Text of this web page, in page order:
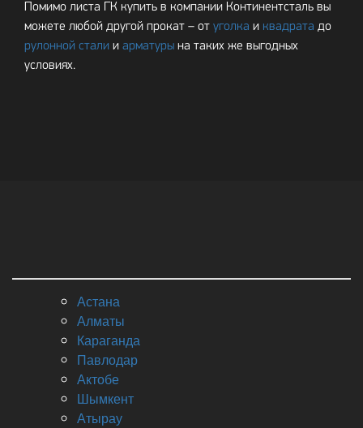
Помимо листа ГК купить в компании Континентсталь вы
можете любой другой прокат – от уголка и квадрата до
рулонной стали и арматуры на таких же выгодных
условиях.
Астана
Алматы
Караганда
Павлодар
Актобе
Шымкент
Атырау